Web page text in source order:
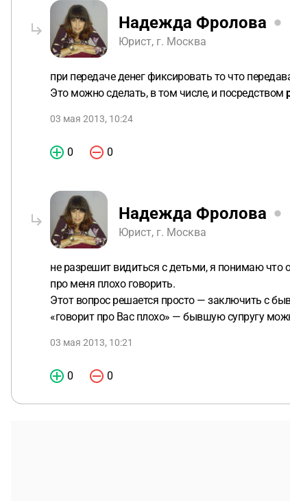
Надежда Фролова
Юрист, г. Москва
при передаче денег фиксировать то что
Это можно сделать, в том числе, и посредством
03 мая 2013, 10:24
0 0
Надежда Фролова
Юрист, г. Москва
не разрешит видиться с детьми, я понимаю что
про меня плохо говорить.
Этот вопрос решается просто — заключить с
«говорит про Вас плохо» — бывшую супругу
03 мая 2013, 10:21
0 0